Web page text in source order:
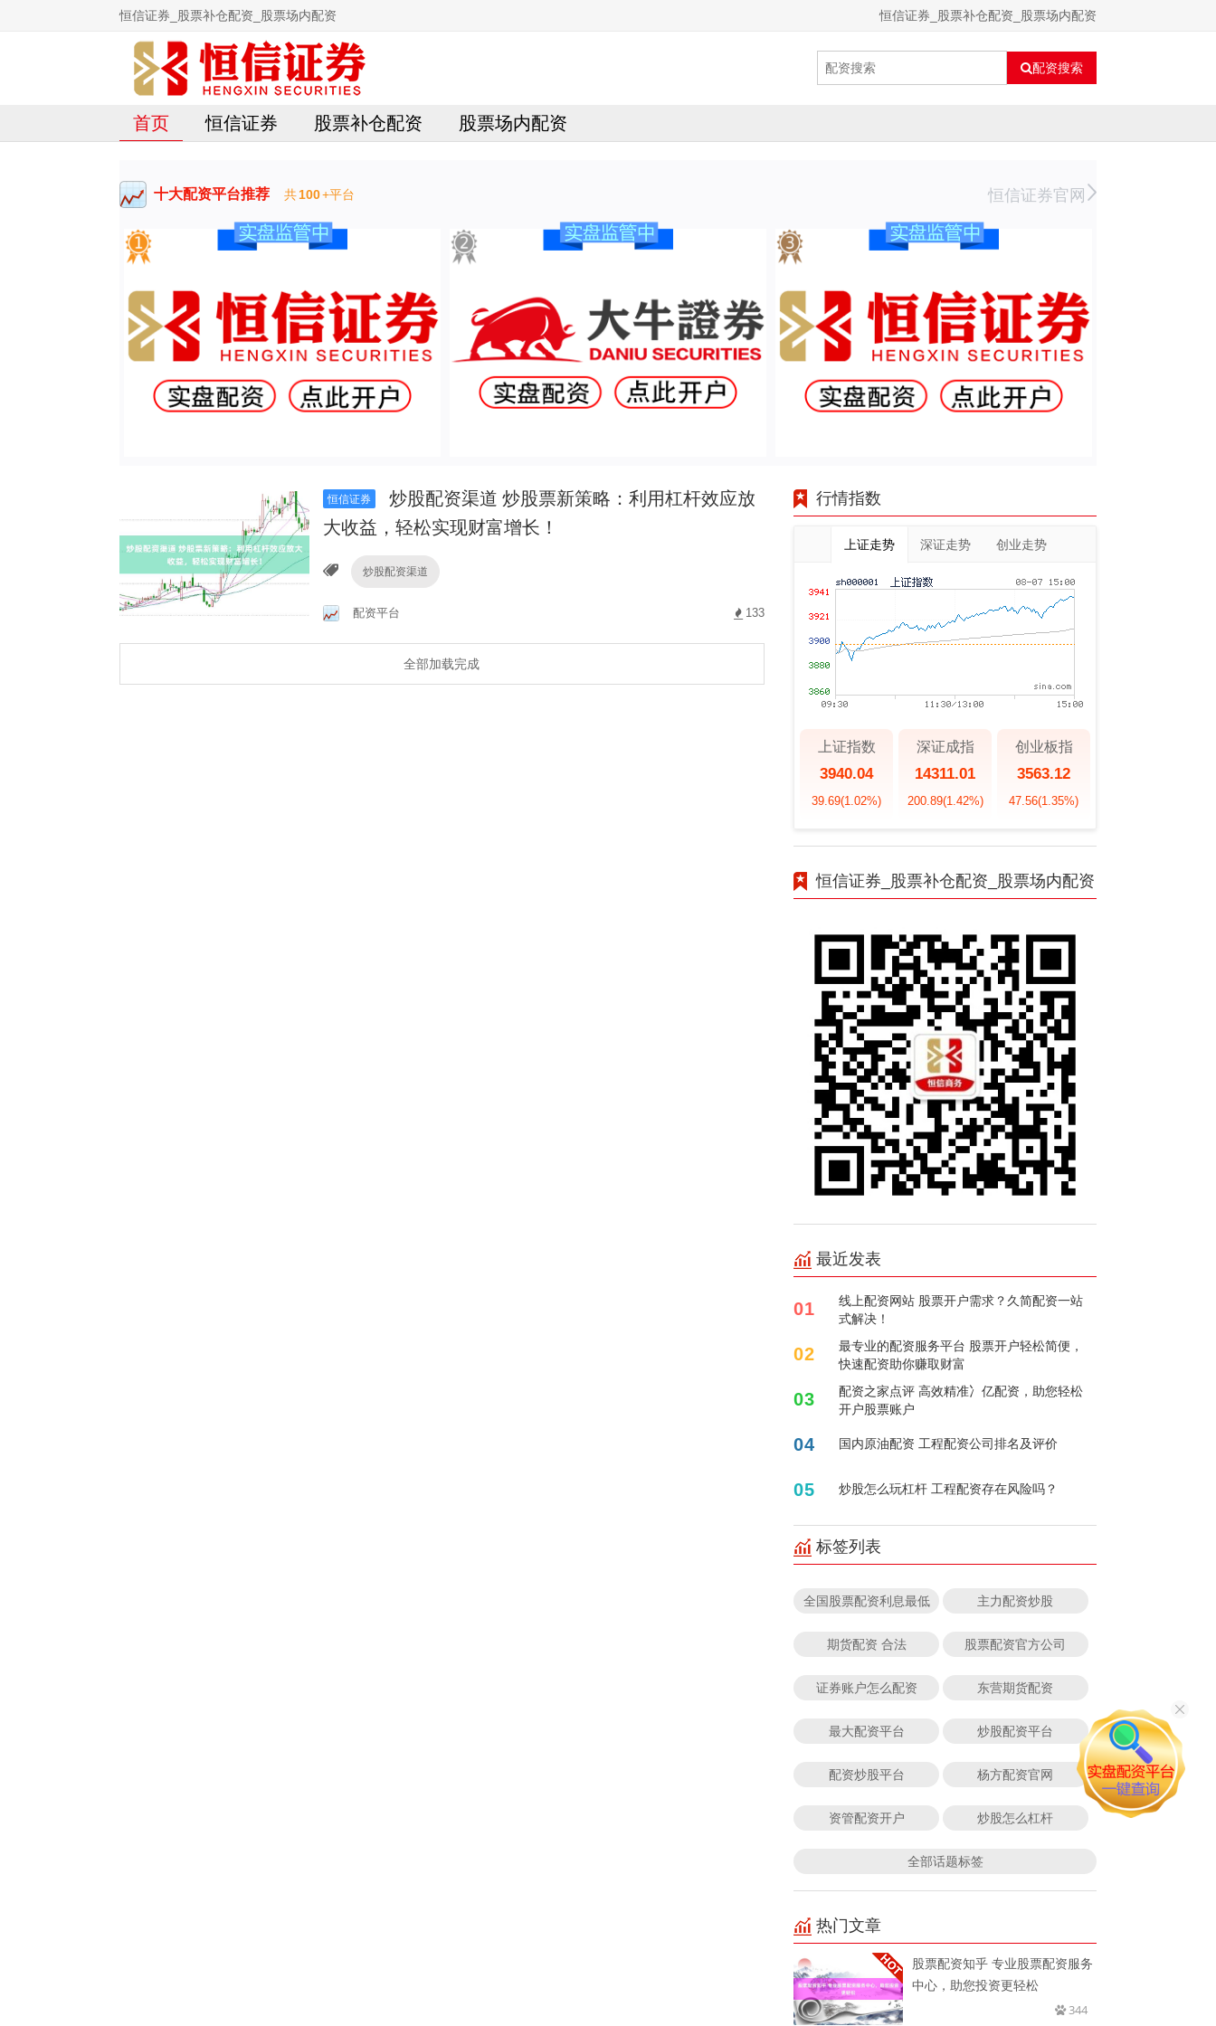
恒信证券_股票补仓配资_股票场内配资 恒信证券_股票补仓配资_股票场内配资
配资搜索
首页 恒信证券 股票补仓配资 股票场内配资
十大配资平台推荐 共100+平台 恒信证券官网
恒信证券
炒股配资渠道 炒股票新策略：利用杠杆效应放
大收益，轻松实现财富增长！
炒股配资渠道
配资平台 133
全部加载完成
行情指数
上证走势 深证走势 创业走势
上证指数
3940.04
39.69(1.02%)
深证成指
14311.01
200.89(1.42%)
创业板指
3563.12
47.56(1.35%)
恒信证券_股票补仓配资_股票场内配资
最近发表
01
线上配资网站 股票开户需求？久简配资一站
式解决！
02
最专业的配资服务平台 股票开户轻松简便，
快速配资助你赚取财富
03
配资之家点评 高效精准冫亿配资，助您轻松
开户股票账户
04 国内原油配资 工程配资公司排名及评价
05 炒股怎么玩杠杆 工程配资存在风险吗？
标签列表
全国股票配资利息最低 主力配资炒股
期货配资 合法 股票配资官方公司
证券账户怎么配资 东营期货配资
最大配资平台 炒股配资平台
配资炒股平台 杨方配资官网
资管配资开户 炒股怎么杠杆
全部话题标签
热门文章
股票配资知乎 专业股票配资服务
中心，助您投资更轻松
344